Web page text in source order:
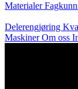
Materialer
Delerengjøring
MaskinerOm oss